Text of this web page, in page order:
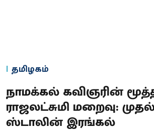
தமிழகம்
நாமக்கல் கவிஞரின்
ராஜலட்சுமி மறைவு:
ஸ்டாலின் இரங்கல்